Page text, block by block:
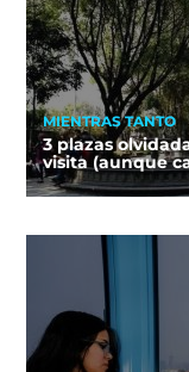
MIENTRAS TANTO
3 plazas
visita (aunque